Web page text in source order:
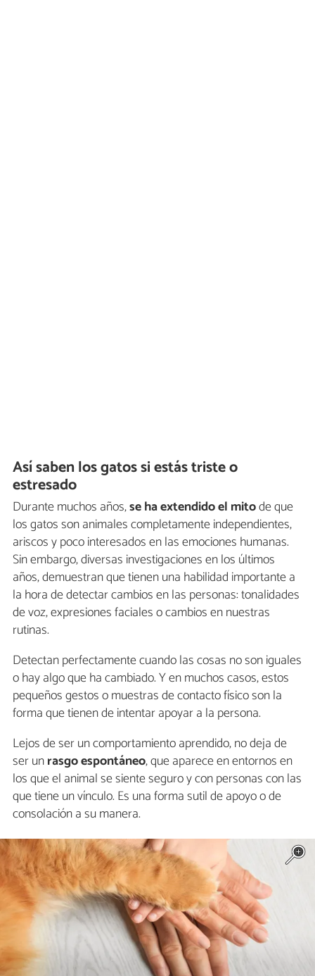
Así saben los gatos si estás triste o
estresado
Durante muchos años,se ha extendido el mitode que
los gatos son animales completamente independientes,
ariscos y poco interesados en las emociones humanas.
Sin embargo, diversas investigaciones en los últimos
años, demuestran que tienen una habilidad importante a
la hora de detectar cambios en las personas: tonalidades
de voz, expresiones faciales o cambios en nuestras
rutinas.
Detectan perfectamente cuando las cosas no son iguales
o hay algo que ha cambiado. Y en muchos casos, estos
pequeños gestos o muestras de contacto físico son la
forma que tienen de intentar apoyar a la persona.
Lejos de ser un comportamiento aprendido, no deja de
ser unrasgo espontáneo, que aparece en entornos en
los que el animal se siente seguro y con personas con las
que tiene un vínculo. Es una forma sutil de apoyo o de
consolación a su manera.